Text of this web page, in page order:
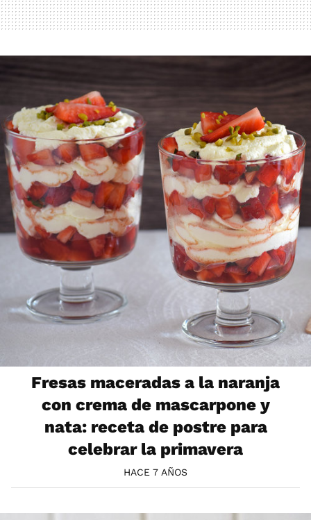
Fresas maceradas a la naranja
con crema de mascarpone y
nata: receta de postre para
celebrar la primavera
HACE 7 AÑOS